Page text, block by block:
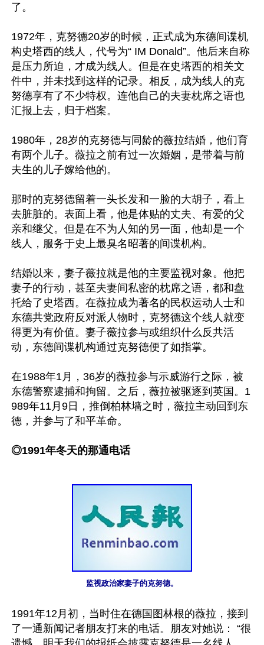
了。
1972年，克努德20岁的时候，正式成为东德间谍机
构史塔西的线人，代号为“ IM Donald”。他后来自称
是压力所迫，才成为线人。但是在史塔西的相关文
件中，并未找到这样的记录。相反，成为线人的克
努德享有了不少特权。连他自己的夫妻枕席之语也
汇报上去，归于档案。
1980年，28岁的克努德与同龄的薇拉结婚，他们育
有两个儿子。薇拉之前有过一次婚姻，是带着与前
夫生的儿子嫁给他的。
那时的克努德留着一头长发和一脸的大胡子，看上
去脏脏的。表面上看，他是体贴的丈夫、有爱的父
亲和继父。但是在不为人知的另一面，他却是一个
线人，服务于史上最臭名昭著的间谍机构。
结婚以来，妻子薇拉就是他的主要监视对象。他把
妻子的行动，甚至夫妻间私密的枕席之语，都和盘
托给了史塔西。在薇拉成为著名的民权运动人士和
东德共党政府反对派人物时，克努德这个线人就变
得更为有价值。妻子薇拉参与或组织什么反共活
动，东德间谍机构通过克努德便了如指掌。
在1988年1月，36岁的薇拉参与示威游行之际，被
东德警察逮捕和拘留。之后，薇拉被驱逐到英国。1
989年11月9日，推倒柏林墙之时，薇拉主动回到东
德，并参与了和平革命。
◎1991年冬天的那通电话
监视政治家妻子的克努德。
1991年12月初，当时住在德国图林根的薇拉，接到
了一通新闻记者朋友打来的电话。朋友对她说： “很